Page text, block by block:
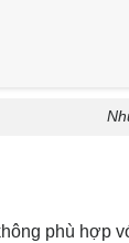
phù hợp